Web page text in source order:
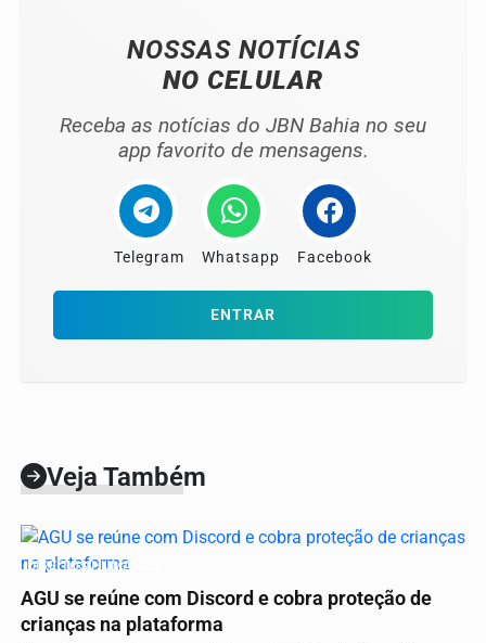
NOSSAS NOTÍCIAS
NO CELULAR
Receba as notícias do JBN Bahia no seu
app favorito de mensagens.
Telegram Whatsapp Facebook
ENTRAR
Veja Também
DIREITOS HUMANOS
AGU se reúne com Discord e cobra proteção de
crianças na plataforma